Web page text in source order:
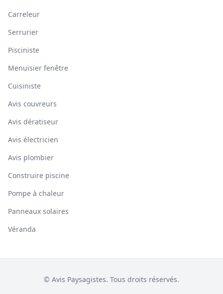
Carreleur
Serrurier
Pisciniste
Menuisier fenêtre
Cuisiniste
Avis couvreurs
Avis dératiseur
Avis électricien
Avis plombier
Construire piscine
Pompe à chaleur
Panneaux solaires
Véranda
© Avis Paysagistes. Tous droits réservés.